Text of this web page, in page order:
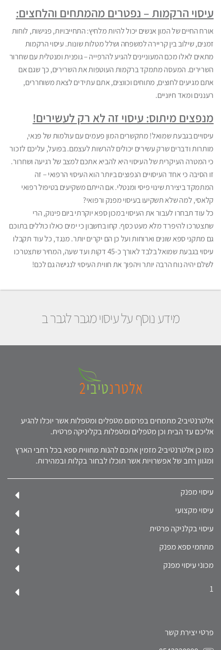
עיסוי הרקמות – נפטרים מהמתחים והלחצים:
אורח החיים של המון אנשים יכול להיות מלחיץ: התחייבויות, פגישות, לוחות
זמנים, שילוב בין קריירה למשפחה ושלל מטלות שונות. עיסוי הרקמות
מתאים לאלו מכם המעוניינים להגיע להרפייה – גופנית ומנטלית עם שחרור
השרירים. המעסה מתמקד ברקמות העוטפות את השרירים, כך שגם אם
אתם מגיעים לחוצים, מתוחים וכווצים, אתם עתידים לצאת משוחררים,
רעננים ומאד חיוניים.
מנפצים מיתוס: עיסוי זה לא רק לעשירים!
עיסויים בגבעת שמואל! מתקשרים המון פעמים עם עולמות של פנאי,
מותרות ודברים שרק עשירים יכולים להרשות לעצמם. בפועל, עליכם לזכור
כי המטרה העיקרית של העיסוי היא להביא אתכם למצב של רגיעה ושחרור.
זו הסיבה כי אחד העיסויים הנפוצים ביותר הוא העיסוי הרפואי – זה
המתמקד ביצירת שינוי פיסי ומנטלי. אם הייתם משקיעים בטיפול רפואי
קלאסי, למה שלא תשקיעו בעיסוי מפנק ורפואי?
כל עוד תבחרו לעבור את העיסוי במכון ספא יוקרתי ביום פינוק, הרי
שתצטרכו להיפרד מלא מעט כסף. קחו בחשבון כי ימים כאלו כוללים בתוכם
גם מתקני ספא שונים וארוחות ועל כן הם יקרים יותר. מנגד, כל עוד תקבלו
עיסוי בגבעת שמואל בלבד לאורך כ-45 דקות ועד שעה, המחיר שתצטרכו
לשלם יהיה נוח הרבה יותר ויהפוך את חווית העיסוי לנגישה גם לכם!
מידע נוסף על עיסוי מגבר לגבר ב
אלטרנטיבי2 מתמחים בפרסום מטפלים ומטפלות אשר יוכלו להגיע
אליכם עד הבית וכן מטפלים ומטפלות בקליניקה פרטית.
כמו כן אלטרנטיבי2 מזמין אתכם להנות מחווית ספא בכל רחבי הארץ
ומגוון רחב של אפשרויות אשר תוכלו לבחור בקלות ובמהירות.
עיסוי מפנק
עיסוי מקצועי
עיסוי בקלניקה פרטית
מתחמי ספא מפנק
מכוני עיסוי מפנק
1
פרטי יצירת קשר